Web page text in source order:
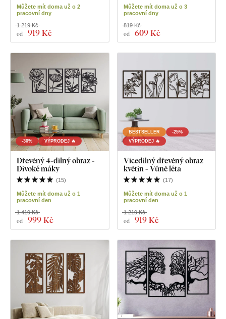
Můžete mít doma už o 2
pracovní dny
od 919 Kč
1 219 Kč
Můžete mít doma už o 3
pracovní dny
od 609 Kč
819 Kč
-30% VÝPRODEJ 🔥
Dřevěný 4-dílný obraz -
Divoké máky
(15)
Můžete mít doma už o 1
pracovní den
od 999 Kč
1 419 Kč
BESTSELLER
-25%
VÝPRODEJ 🔥
Vícedílný dřevěný obraz
květin - Vůně léta
(17)
Můžete mít doma už o 1
pracovní den
od 919 Kč
1 219 Kč